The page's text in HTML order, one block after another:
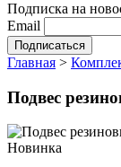
Подписка на
Email
Главная >
Подвес
Новинка